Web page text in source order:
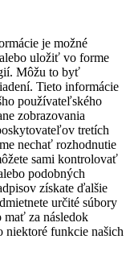
je možné
uložiť vo forme
Môžu to byť
Tieto informácie
používateľského
zobrazovania
tretích
nechať rozhodnutie
sami kontrolovať
podobných
získate ďalšie
určité súbory
mať za následok
niektoré funkcie našich